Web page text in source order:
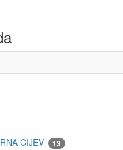
CIJEV 13